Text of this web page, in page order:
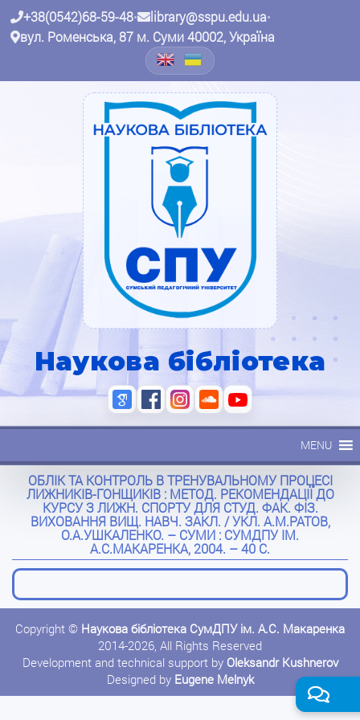
+38(0542)68-59-48• library@sspu.edu.ua•
вул. Роменська, 87 м. Суми 40002, Україна
Наукова бібліотека
MENU
ОБЛІК ТА КОНТРОЛЬ В ТРЕНУВАЛЬНОМУ ПРОЦЕСІ
ЛИЖНИКІВ-ГОНЩИКІВ : МЕТОД. РЕКОМЕНДАЦІЇ ДО
КУРСУ З ЛИЖН. СПОРТУ ДЛЯ СТУД. ФАК. ФІЗ.
ВИХОВАННЯ ВИЩ. НАВЧ. ЗАКЛ. / УКЛ. А.М.РАТОВ,
О.А.УШКАЛЕНКО. – СУМИ : СУМДПУ ІМ.
А.С.МАКАРЕНКА, 2004. – 40 С.
Copyright © Наукова бібліотека СумДПУ ім. А.С. Макаренка
2014-2026, All Rights Reserved
Development and technical support by Oleksandr Kushnerov
Designed by Eugene Melnyk